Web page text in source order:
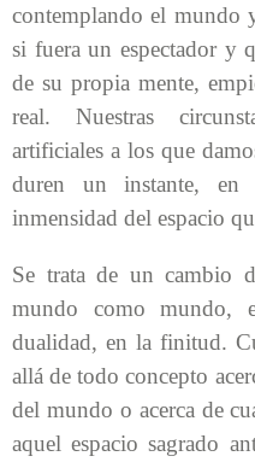
contemplando el mundo
si fuera un espectador y
de su propia mente,
real. Nuestras
artificiales a los que
duren un instante, en
inmensidad del espacio
Se trata de un cambio
mundo como mundo,
dualidad, en la finitud.
allá de todo concepto
del mundo o acerca de
aquel espacio sagrado